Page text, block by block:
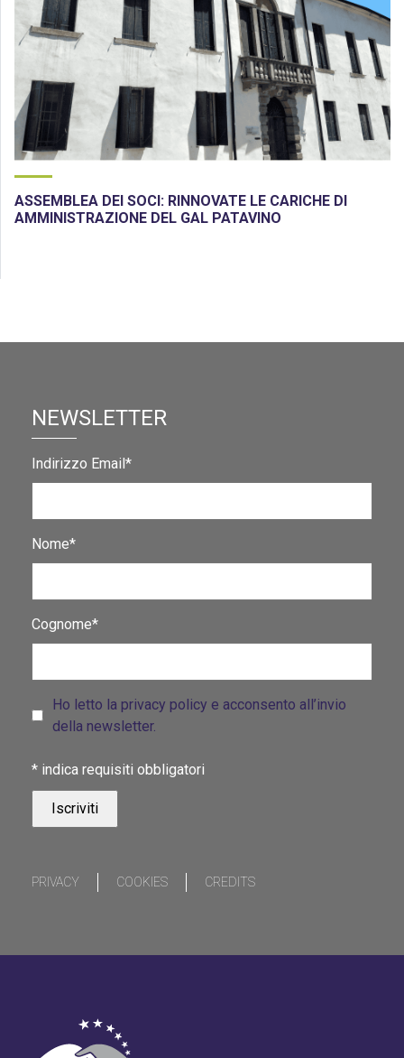
ASSEMBLEA DEI SOCI: RINNOVATE LE CARICHE DI
AMMINISTRAZIONE DEL GAL PATAVINO
NEWSLETTER
Indirizzo Email*
Nome*
Cognome*
Ho letto la privacy policy e acconsento all’invio
della newsletter.
* indica requisiti obbligatori
PRIVACY COOKIES CREDITS